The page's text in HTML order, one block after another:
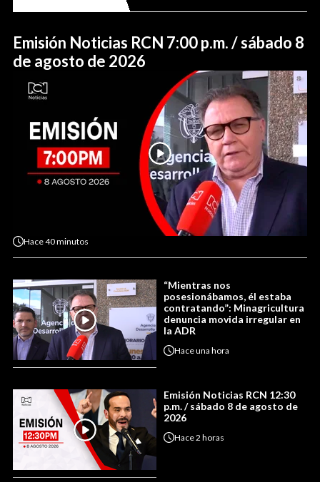
Emisión Noticias RCN 7:00 p.m. / sábado 8
de agosto de 2026
Hace40 minutos
“Mientras nos
posesionábamos, él estaba
contratando”: Minagricultura
denuncia movida irregular en
la ADR
Haceuna hora
Emisión Noticias RCN 12:30
p.m. / sábado 8 de agosto de
2026
Hace2 horas